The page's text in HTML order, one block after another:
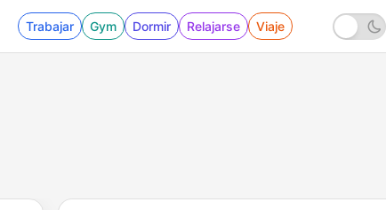
Trabajar Gym Dormir Relajarse Viaje